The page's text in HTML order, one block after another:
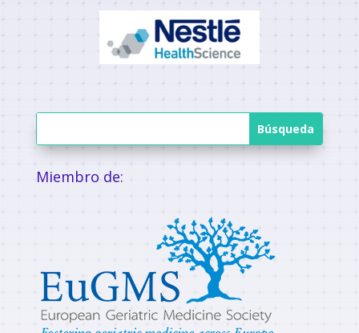
Miembro de: